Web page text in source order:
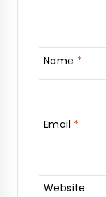
Name *
Email *
Website